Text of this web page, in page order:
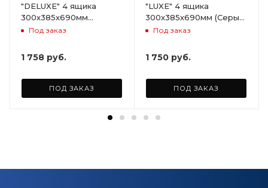
"DELUXE" 4 ящика
300х385х690мм
(Светло-бежевый)
Под заказ
1 758 руб.
ПОД ЗАКАЗ
"LUXE" 4 ящика
300х385х690мм (Серый)
ARD258086
Под заказ
1 750 руб.
ПОД ЗАКАЗ